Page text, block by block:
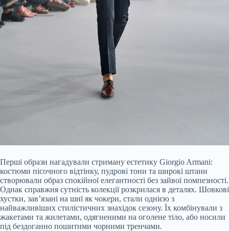
Перші образи нагадували стриману естетику Giorgio Armani:
костюми пісочного відтінку, пудрові тони та широкі штани
створювали образ спокійної елегантності без зайвої помпезності.
Однак справжня сутність колекції розкрилася в деталях. Шовкові
хустки, зав’язані на шиї як чокери, стали однією з
найважливіших стилістичних знахідок сезону. Їх комбінували з
жакетами та жилетами, одягненими на оголене тіло, або носили
під бездоганно пошитими чорними тренчами.